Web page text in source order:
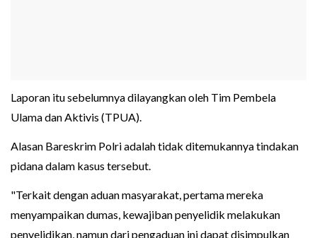
Laporan itu sebelumnya dilayangkan oleh Tim Pembela
Ulama dan Aktivis (TPUA).
Alasan Bareskrim Polri adalah tidak ditemukannya tindakan
pidana dalam kasus tersebut.
"Terkait dengan aduan masyarakat, pertama mereka
menyampaikan dumas, kewajiban penyelidik melakukan
penyelidikan, namun dari pengaduan ini dapat disimpulkan